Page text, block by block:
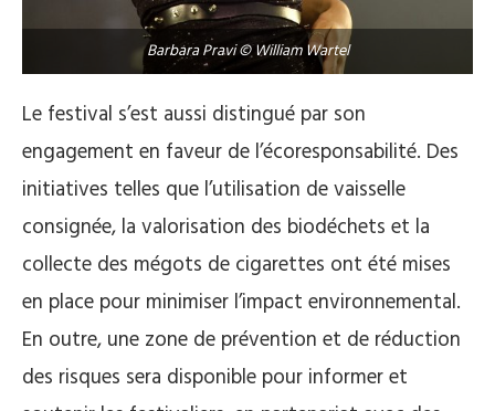
Barbara Pravi © William Wartel
Le festival s’est aussi distingué par son
engagement en faveur de l’écoresponsabilité. Des
initiatives telles que l’utilisation de vaisselle
consignée, la valorisation des biodéchets et la
collecte des mégots de cigarettes ont été mises
en place pour minimiser l’impact environnemental.
En outre, une zone de prévention et de réduction
des risques sera disponible pour informer et